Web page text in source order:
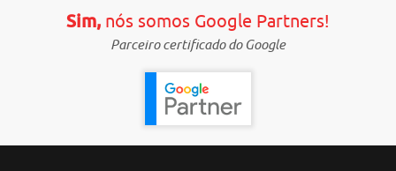
Sim,nós somos Google Partners!
Parceiro certificado do Google